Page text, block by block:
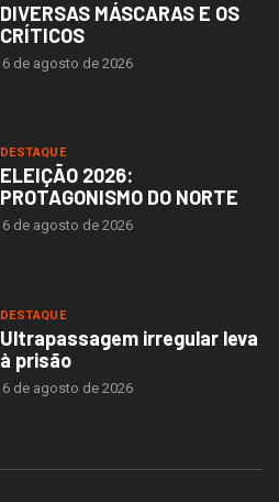
DIVERSAS MÁSCARAS E OS
CRÍTICOS
6 de agosto de 2026
DESTAQUE
ELEIÇÃO 2026:
PROTAGONISMO DO NORTE
6 de agosto de 2026
DESTAQUE
Ultrapassagem irregular leva
à prisão
6 de agosto de 2026